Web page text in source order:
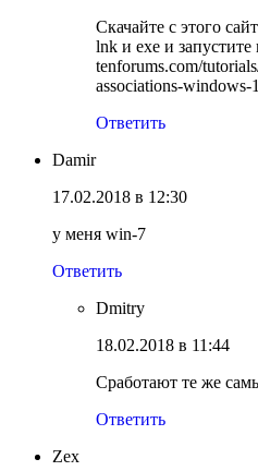
Скачайте с этого
lnk и exe и запустите
tenforums.com/
associations-windows-
Ответить
Damir
17.02.2018 в 12:30
у меня win-7
Ответить
Dmitry
18.02.2018 в 11:44
Сработают те же
Ответить
Zex